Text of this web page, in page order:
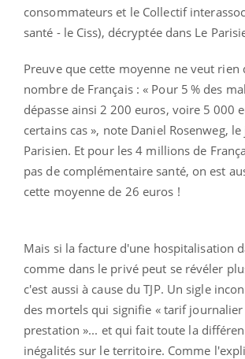
consommateurs et le Collectif
santé - le Ciss), décryptée dans Le
Preuve que cette moyenne ne veut
nombre de Français : « Pour 5 % des
dépasse ainsi 2 200 euros, voire 5 000
certains cas », note Daniel Rosenweg,
Parisien. Et pour les 4 millions de
pas de complémentaire santé, on est
cette moyenne de 26 euros !
Mais si la facture d'une hospitalisation
comme dans le privé peut se révéler
c'est aussi à cause du TJP. Un sigle
des mortels qui signifie « tarif
prestation »... et qui fait toute la
inégalités sur le territoire. Comme